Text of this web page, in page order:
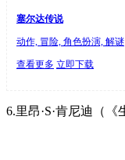
塞尔达传说
动作, 冒险, 角色扮演, 解谜
查看更多 立即下载
6.里昂·S·肯尼迪（《